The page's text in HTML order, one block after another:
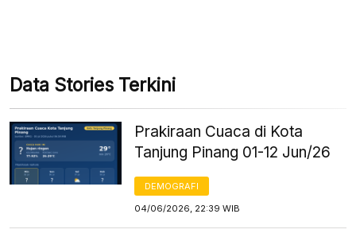
Data Stories Terkini
Prakiraan Cuaca di Kota
Tanjung Pinang 01-12 Jun/26
DEMOGRAFI
04/06/2026, 22:39 WIB